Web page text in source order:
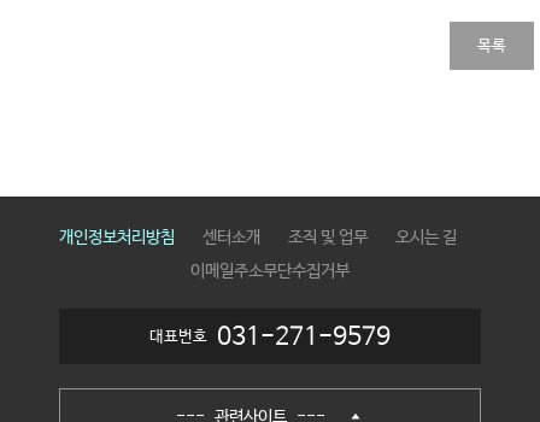
목록
개인정보처리방침 센터소개 조직 및 업무
오시는 길
이메일주소무단수집거부
대표번호 031-271-9579
--- 관련사이트 ---